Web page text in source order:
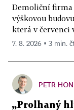
Demoliční firma
výškovou
která v červenci
7. 8. 2026 ▪ 3 min.
PETR
„Prolhaný